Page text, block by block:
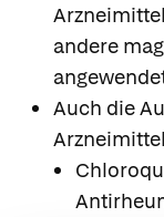
andere
Auch die